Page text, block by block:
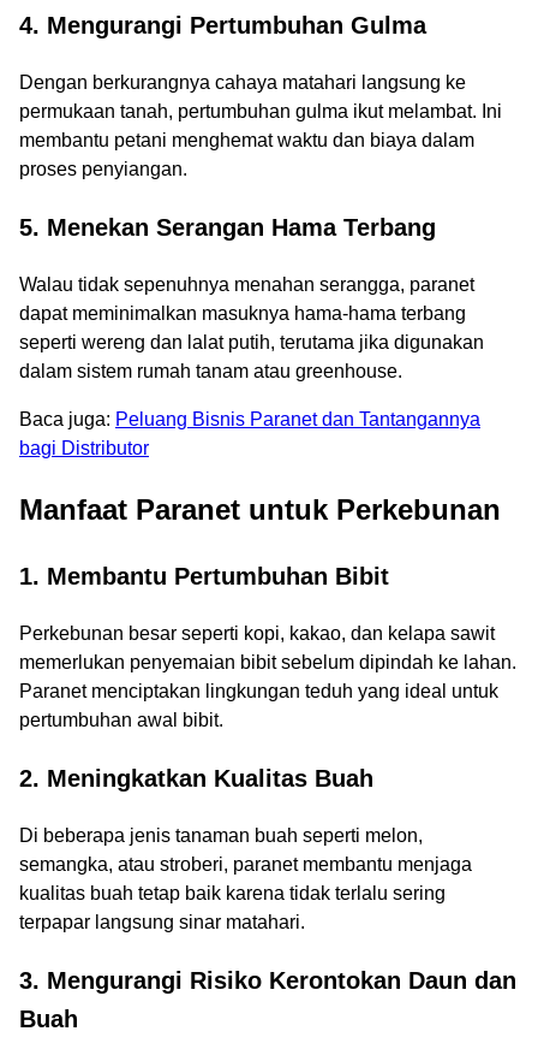
4. Mengurangi Pertumbuhan Gulma
Dengan berkurangnya cahaya matahari langsung ke
permukaan tanah, pertumbuhan gulma ikut melambat. Ini
membantu petani menghemat waktu dan biaya dalam
proses penyiangan.
5. Menekan Serangan Hama Terbang
Walau tidak sepenuhnya menahan serangga, paranet
dapat meminimalkan masuknya hama-hama terbang
seperti wereng dan lalat putih, terutama jika digunakan
dalam sistem rumah tanam atau greenhouse.
Baca juga: Peluang Bisnis Paranet dan Tantangannya
bagi Distributor
Manfaat Paranet untuk Perkebunan
1. Membantu Pertumbuhan Bibit
Perkebunan besar seperti kopi, kakao, dan kelapa sawit
memerlukan penyemaian bibit sebelum dipindah ke lahan.
Paranet menciptakan lingkungan teduh yang ideal untuk
pertumbuhan awal bibit.
2. Meningkatkan Kualitas Buah
Di beberapa jenis tanaman buah seperti melon,
semangka, atau stroberi, paranet membantu menjaga
kualitas buah tetap baik karena tidak terlalu sering
terpapar langsung sinar matahari.
3. Mengurangi Risiko Kerontokan Daun dan
Buah